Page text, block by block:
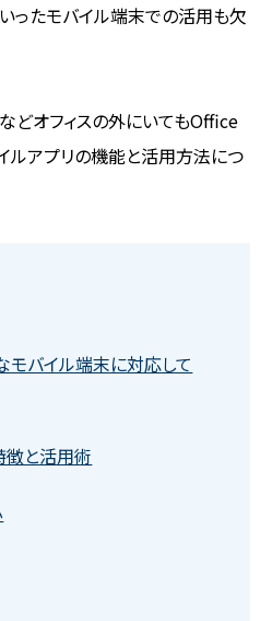
ったモバイル端末での活用も欠
どオフィスの外にいてもOffice
ルアプリの機能と活用方法につ
バイル端末に対応して
徴と活用術